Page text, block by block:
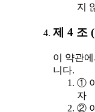
지
제 4 조
이 약관
니다.
①
자
②